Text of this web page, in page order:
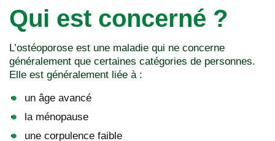
Qui est concerné ?
L’ostéoporose est une maladie qui ne concerne
généralement que certaines catégories de personnes.
Elle est généralement liée à :
un âge avancé
la ménopause
une corpulence faible